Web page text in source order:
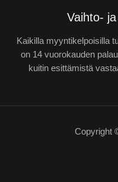
Vaihto-
Kaikilla myyntikelpoisilla
on 14 vuorokauden
kuitin esittämistä
Copyright